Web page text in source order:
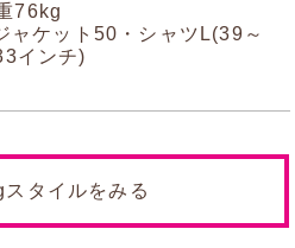
76kg
ケット50・シャツL(39～
インチ)
タイルをみる